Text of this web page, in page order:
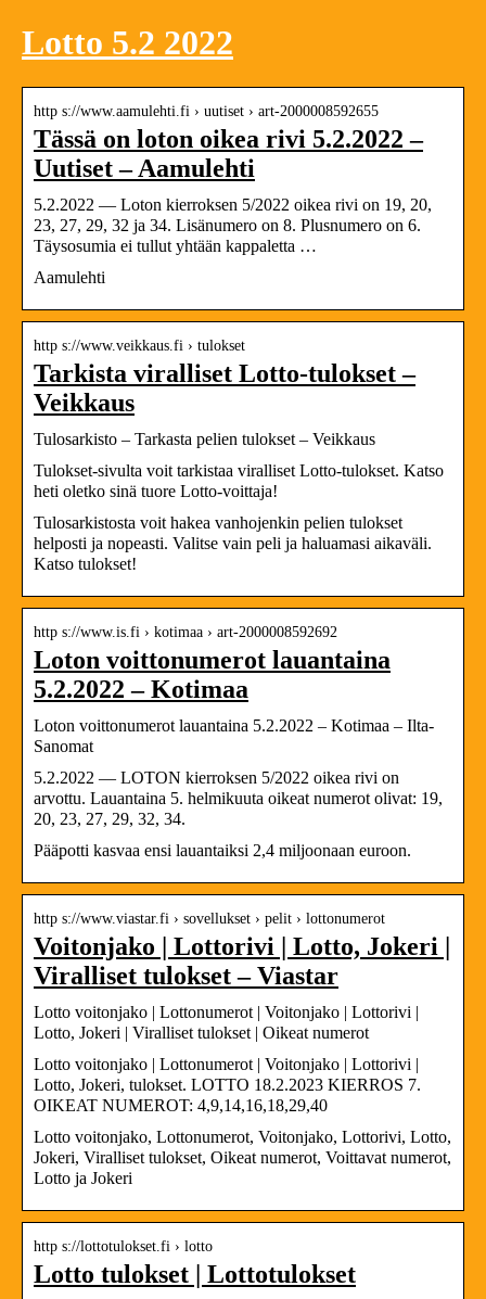
Lotto 5.2 2022
http s://www.aamulehti.fi › uutiset › art-2000008592655
Tässä on loton oikea rivi 5.2.2022 –
Uutiset – Aamulehti
5.2.2022 — Loton kierroksen 5/2022 oikea rivi on 19, 20,
23, 27, 29, 32 ja 34. Lisänumero on 8. Plusnumero on 6.
Täysosumia ei tullut yhtään kappaletta …
Aamulehti
http s://www.veikkaus.fi › tulokset
Tarkista viralliset Lotto-tulokset –
Veikkaus
Tulosarkisto – Tarkasta pelien tulokset – Veikkaus
Tulokset-sivulta voit tarkistaa viralliset Lotto-tulokset. Katso
heti oletko sinä tuore Lotto-voittaja!
Tulosarkistosta voit hakea vanhojenkin pelien tulokset
helposti ja nopeasti. Valitse vain peli ja haluamasi aikaväli.
Katso tulokset!
http s://www.is.fi › kotimaa › art-2000008592692
Loton voittonumerot lauantaina
5.2.2022 – Kotimaa
Loton voittonumerot lauantaina 5.2.2022 – Kotimaa – Ilta-
Sanomat
5.2.2022 — LOTON kierroksen 5/2022 oikea rivi on
arvottu. Lauantaina 5. helmikuuta oikeat numerot olivat: 19,
20, 23, 27, 29, 32, 34.
Pääpotti kasvaa ensi lauantaiksi 2,4 miljoonaan euroon.
http s://www.viastar.fi › sovellukset › pelit › lottonumerot
Voitonjako | Lottorivi | Lotto, Jokeri |
Viralliset tulokset – Viastar
Lotto voitonjako | Lottonumerot | Voitonjako | Lottorivi |
Lotto, Jokeri | Viralliset tulokset | Oikeat numerot
Lotto voitonjako | Lottonumerot | Voitonjako | Lottorivi |
Lotto, Jokeri, tulokset. LOTTO 18.2.2023 KIERROS 7.
OIKEAT NUMEROT: 4,9,14,16,18,29,40
Lotto voitonjako, Lottonumerot, Voitonjako, Lottorivi, Lotto,
Jokeri, Viralliset tulokset, Oikeat numerot, Voittavat numerot,
Lotto ja Jokeri
http s://lottotulokset.fi › lotto
Lotto tulokset | Lottotulokset